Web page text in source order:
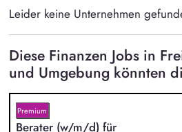
Leider keine Unternehmen
Diese Finanzen Jobs in
und Umgebung könnten
Premium
Berater (w/m/d) für